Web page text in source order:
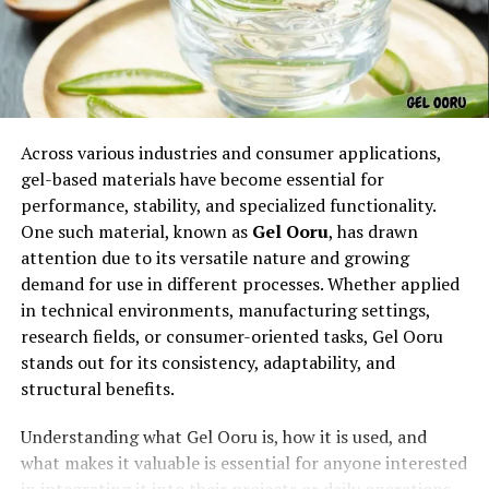
questo tipo di rivestimento è legata alla crescente
ricerca di soluzioni decorative che uniscono artigianalità
e resistenza, senza sacrificare la bellezza.
Caratteristiche principali dei
gessolini per pareti
I gessolini per pareti si riconoscono per la loro
struttura granulosa che permette di ottenere superfici
opache, vellutate o leggermente ruvide al tatto. Questa
peculiarità consente di modulare la luce in modo
suggestivo, creando ambienti caldi e accoglienti. Sono
rivestimenti traspiranti, resistenti all’umidità moderata
e capaci di migliorare l’isolamento termico e acustico
degli ambienti. Inoltre, la loro composizione naturale li
Vantaggi estetici dei gessolini
Across various industries and consumer applications,
gel-based materials have become essential for
performance, stability, and specialized functionality.
One such material, known as Gel Ooru, has drawn
attention due to its versatile nature and growing
demand for use in different processes. Whether applied
in technical environments, manufacturing settings,
research fields, or consumer-oriented tasks, Gel Ooru
stands out for its consistency, adaptability, and
structural benefits.
Understanding what Gel Ooru is, how it is used, and
what makes it valuable is essential for anyone interested